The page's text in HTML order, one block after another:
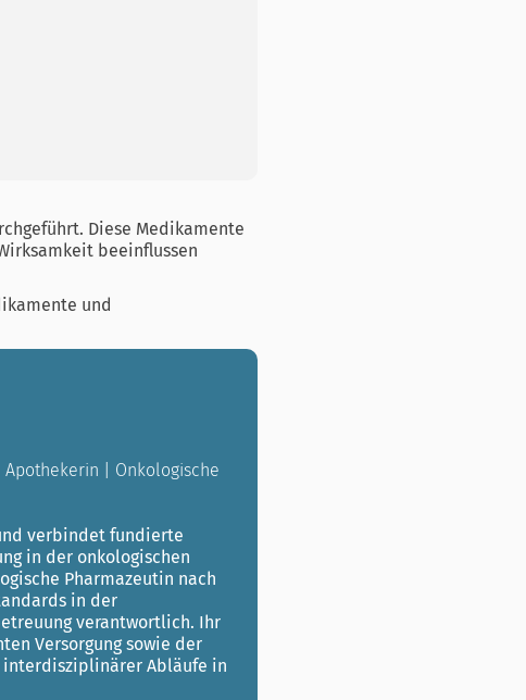
Diese Medikamente
beeinflussen
und
| Onkologische
verbindet fundierte
in der onkologischen
Pharmazeutin nach
in der
verantwortlich. Ihr
Versorgung sowie der
Abläufe in